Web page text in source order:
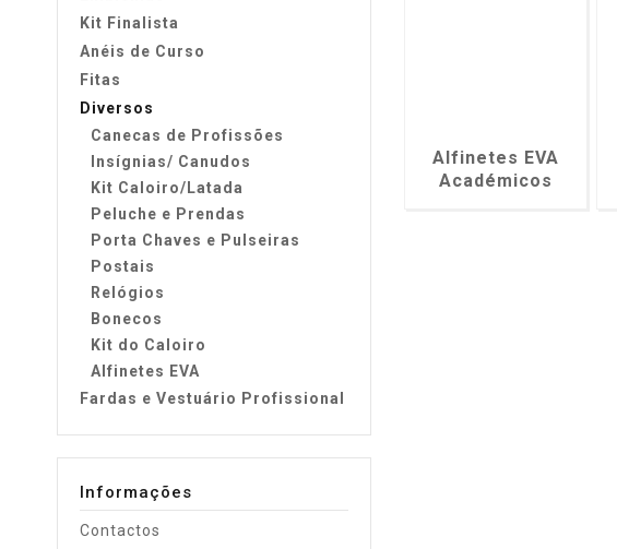
Kit Finalista
Anéis de Curso
Fitas
Diversos
Canecas de Profissões
Insígnias/ Canudos
Kit Caloiro/Latada
Peluche e Prendas
Porta Chaves e Pulseiras
Postais
Relógios
Bonecos
Kit do Caloiro
Alfinetes EVA
Fardas e Vestuário Profissional
Informações
Contactos
Alfinetes EVA
Académicos